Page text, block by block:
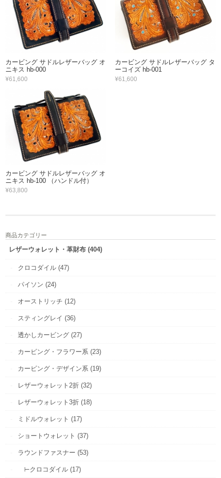
カービング サドルレザーバッグ オ
ニキス hb-000
¥61,600
カービング サドルレザーバッグ タ
ーコイズ hb-001
¥61,600
カービング サドルレザーバッグ オ
ニキス hb-100 （ハンドル付）
¥63,800
商品カテゴリー
レザーウォレット・革財布 (404)
クロコダイル (47)
パイソン (24)
オーストリッチ (12)
スティングレイ (36)
透かしカービング (27)
カービング・フラワー系 (23)
カービング・デザイン系 (19)
レザーウォレット2折 (32)
レザーウォレット3折 (18)
ミドルウォレット (17)
ショートウォレット (37)
ラウンドファスナー (53)
⊢クロコダイル (17)